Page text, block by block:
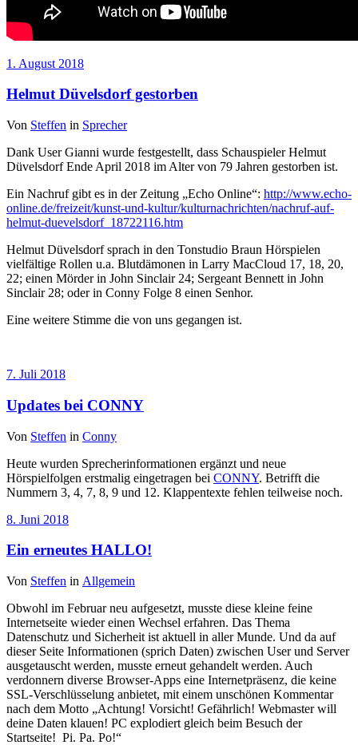
1. August 2018
Helmut Düvelsdorf gestorben
Von Steffen in Sprecher
Dank User Gianni wurde festgestellt, dass Schauspieler Helmut
Düvelsdorf Ende April 2018 im Alter von 79 Jahren gestorben ist.
Ein Nachruf gibt es in der Zeitung „Echo Online“: http://www.echo-
online.de/freizeit/kunst-und-kultur/kulturnachrichten/nachruf-auf-
helmut-duevelsdorf_18722116.htm
Helmut Düvelsdorf sprach in den Tonstudio Braun Hörspielen
vielfältige Rollen u.a. Blutdämonen in Larry MacCloud 17, 18, 20,
22; einen Mörder in John Sinclair 24; Sergeant Bennett in John
Sinclair 28; oder in Conny Folge 8 einen Senhor.
Eine weitere Stimme die von uns gegangen ist.
7. Juli 2018
Updates bei CONNY
Von Steffen in Conny
Heute wurden Sprecherinformationen ergänzt und neue
Hörspielfolgen erstmalig eingetragen bei CONNY. Betrifft die
Nummern 3, 4, 7, 8, 9 und 12. Klappentexte fehlen teilweise noch.
8. Juni 2018
Ein erneutes HALLO!
Von Steffen in Allgemein
Obwohl im Februar neu aufgesetzt, musste diese kleine feine
Internetseite wieder einen Wechsel erfahren. Das Thema
Datenschutz und Sicherheit ist aktuell in aller Munde. Und da auf
dieser Seite Informationen (sprich Daten) zwischen User und Server
ausgetauscht werden, musste erneut gehandelt werden. Auch
verdonnern diverse Browser-Apps eine Internetpräsenz, die keine
SSL-Verschlüsselung anbietet, mit einem unschönen Kommentar
nach dem Motto „Achtung! Vorsicht! Gefährlich! Webmaster will
deine Daten klauen! PC explodiert gleich beim Besuch der
Startseite! Pi. Pa. Po!“